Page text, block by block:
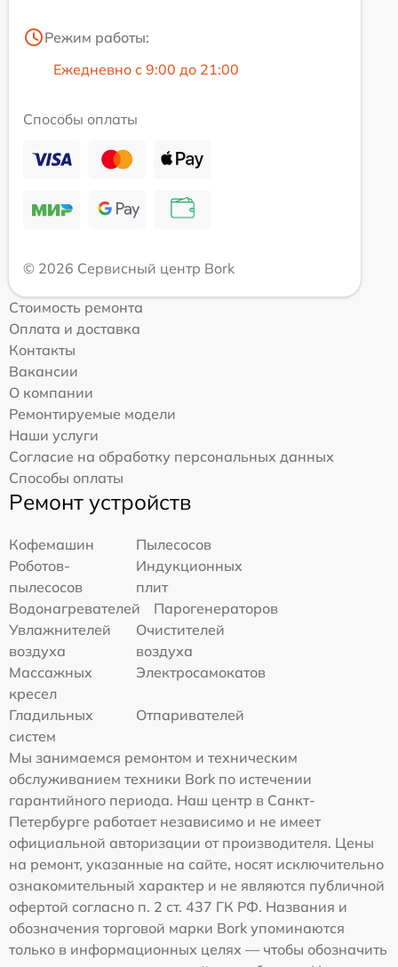
Режим работы:
Ежедневно с 9:00 до 21:00
Способы оплаты
© 2026 Сервисный центр Bork
Стоимость ремонта
Оплата и доставка
Контакты
Вакансии
О компании
Ремонтируемые модели
Наши услуги
Согласие на обработку персональных данных
Способы оплаты
Ремонт устройств
Кофемашин
Пылесосов
Роботов-
пылесосов
Индукционных
плит
Водонагревателей
Парогенераторов
Увлажнителей
воздуха
Очистителей
воздуха
Массажных
кресел
Электросамокатов
Гладильных
систем
Отпаривателей
Мы занимаемся ремонтом и техническим
обслуживанием техники Bork по истечении
гарантийного периода. Наш центр в Санкт-
Петербурге работает независимо и не имеет
официальной авторизации от производителя. Цены
на ремонт, указанные на сайте, носят исключительно
ознакомительный характер и не являются публичной
офертой согласно п. 2 ст. 437 ГК РФ. Названия и
обозначения торговой марки Bork упоминаются
только в информационных целях — чтобы обозначить